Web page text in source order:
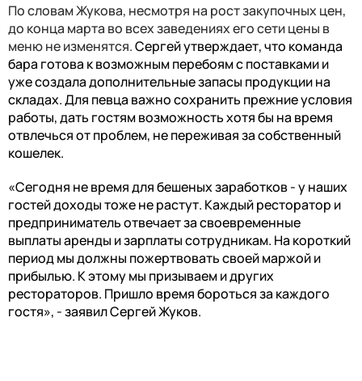
По словам Жукова, несмотря на рост закупочных цен,
до конца марта во всех заведениях его сети цены в
меню не изменятся.Сергей утверждает, что команда
бара готова к возможным перебоям с поставками и
уже создала дополнительные запасы продукции на
складах. Для певца важно сохранить прежние условия
работы, дать гостям возможность хотя бы на время
отвлечься от проблем, не переживая за собственный
кошелек.
«Сегодня не время для бешеных заработков - у наших
гостей доходы тоже не растут. Каждый ресторатор и
предприниматель отвечает за своевременные
выплаты аренды и зарплаты сотрудникам. На короткий
период мы должны пожертвовать своей маржой и
прибылью. К этому мы призываем и других
рестораторов. Пришло время бороться за каждого
гостя», - заявил Сергей Жуков.